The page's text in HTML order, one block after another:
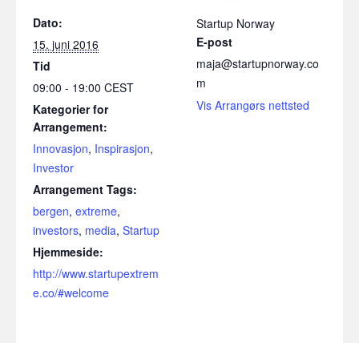
Dato:
15. juni 2016
Tid
09:00 - 19:00 CEST
Kategorier for
Arrangement:
Innovasjon, Inspirasjon,
Investor
Arrangement Tags:
bergen, extreme,
investors, media, Startup
Hjemmeside:
http://www.startupextrem
e.co/#welcome
Startup Norway
E-post
maja@startupnorway.co
m
Vis Arrangørs nettsted